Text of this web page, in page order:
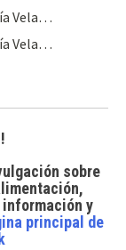
Vela…
Vela…
sobre
información y
principal de